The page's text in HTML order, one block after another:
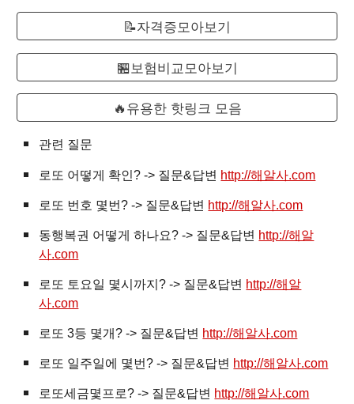
📝자격증모아보기
🏪보험비교모아보기
🔥유용한 핫링크 모음
관련 질문
로또 어떻게 확인? -> 질문&답변 http://해알사.com
로또 번호 몇번? -> 질문&답변 http://해알사.com
동행복권 어떻게 하나요? -> 질문&답변 http://해알
사.com
로또 토요일 몇시까지? -> 질문&답변 http://해알
사.com
로또 3등 몇개? -> 질문&답변 http://해알사.com
로또 일주일에 몇번? -> 질문&답변 http://해알사.com
로또세금몇프로? -> 질문&답변 http://해알사.com